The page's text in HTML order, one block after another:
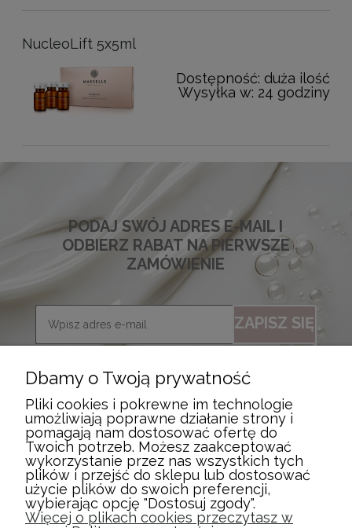
NucleoLift 5x5ml
Dostępność: duża ilość
Wysyłka w: 24 godziny
PODAJ SWÓJ ADRES E-MAIL I
ODBIERZ RABAT NA PIERWSZE
ZAMÓWIENIE
ZAPISZ SIĘ
MOJE KONTO
INFORMACJE
Dbamy o Twoją prywatność
Pliki cookies i pokrewne im technologie
umożliwiają poprawne działanie strony i
pomagają nam dostosować ofertę do
Twoich potrzeb. Możesz zaakceptować
wykorzystanie przez nas wszystkich tych
plików i przejść do sklepu lub dostosować
użycie plików do swoich preferencji,
wybierając opcję "Dostosuj zgody".
Więcej o plikach cookies przeczytasz w